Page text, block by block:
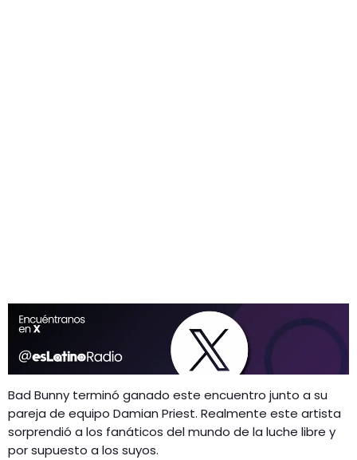
Bad Bunny terminó ganado este encuentro junto a su
pareja de equipo Damian Priest. Realmente este artista
sorprendió a los fanáticos del mundo de la luche libre y
por supuesto a los suyos.